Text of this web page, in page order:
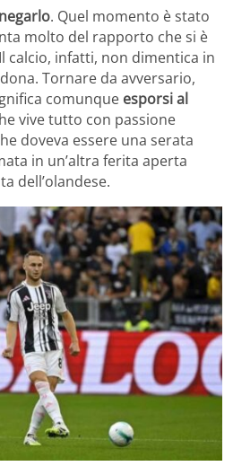
. Quel momento è stato
molto del rapporto che si è
calcio, infatti, non dimentica in
Tornare da avversario,
comunque esporsi al
vive tutto con passione
doveva essere una serata
in un’altra ferita aperta
dell’olandese.